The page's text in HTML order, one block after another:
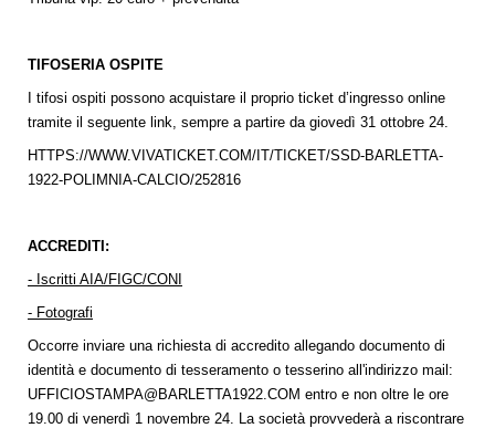
TIFOSERIA OSPITE
I tifosi ospiti possono acquistare il proprio ticket d’ingresso online
tramite il seguente link, sempre a partire da giovedì 31 ottobre 24.
HTTPS://WWW.VIVATICKET.COM/IT/TICKET/SSD-BARLETTA-
1922-POLIMNIA-CALCIO/252816
ACCREDITI:
- Iscritti AIA/FIGC/CONI
- Fotografi
Occorre inviare una richiesta di accredito allegando documento di
identità e documento di tesseramento o tesserino all'indirizzo mail:
UFFICIOSTAMPA@BARLETTA1922.COM entro e non oltre le ore
19.00 di venerdì 1 novembre 24. La società provvederà a riscontrare